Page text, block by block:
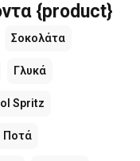
{product}
Σοκολάτα
Γλυκά
Spritz
Ποτά